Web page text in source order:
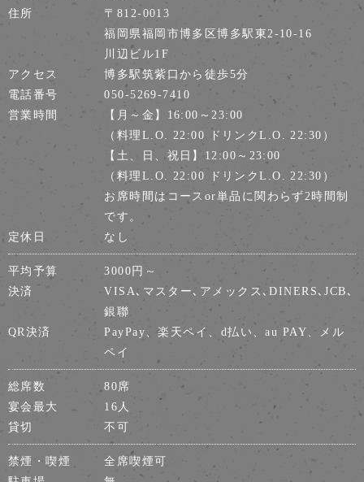
住所
〒812-0013
福岡県福岡市博多区博多駅東2-10-16
川辺ビル1F
アクセス
博多駅筑紫口から徒歩5分
電話番号
050-5269-7410
営業時間
【月～金】16:00～23:00
（料理L.O. 22:00 ドリンクL.O. 22:30）
【土、日、祝日】12:00～23:00
（料理L.O. 22:00 ドリンクL.O. 22:30）
お席時間はコースor単品に関わらず2時間制
です。
定休日
なし
平均予算
3000円～
決済
VISA､マスター､アメックス､DINERS､JCB､
銀聯
QR決済
PayPay、楽天ペイ、d払い、au PAY、メル
ペイ
総席数
80席
宴会最大
16人
貸切
不可
禁煙・喫煙
全席喫煙可